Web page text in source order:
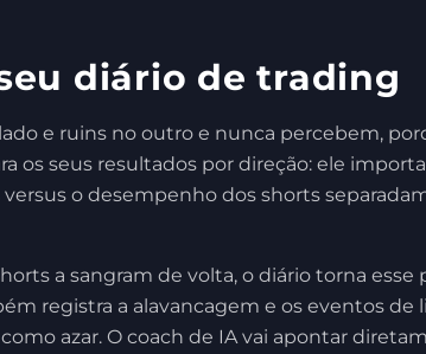
diário de trading
e ruins no outro e nunca percebem,
os seus resultados por direção: ele
o desempenho dos shorts
a sangram de volta, o diário torna
registra a alavancagem e os eventos de
azar. O coach de IA vai apontar